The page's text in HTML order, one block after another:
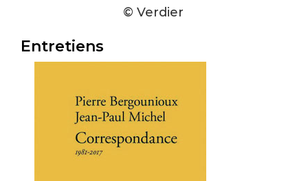
Entretiens
© Verdier